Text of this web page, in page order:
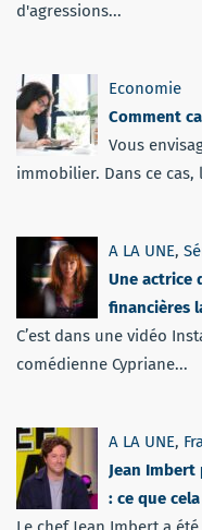
d'agressions...
Economie
Comment
Vous
immobilier. Dans ce cas,
A LA UNE,
Une actrice
financières
C’est dans une vidéo
comédienne Cypriane...
A LA UNE,
Jean
: ce que